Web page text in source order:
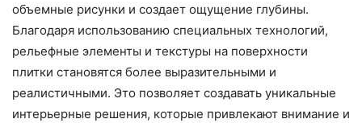
объемные рисунки и создает ощущение глубины.
Благодаря использованию специальных технологий,
рельефные элементы и текстуры на поверхности
плитки становятся более выразительными и
реалистичными. Это позволяет создавать уникальные
интерьерные решения, которые привлекают внимание и